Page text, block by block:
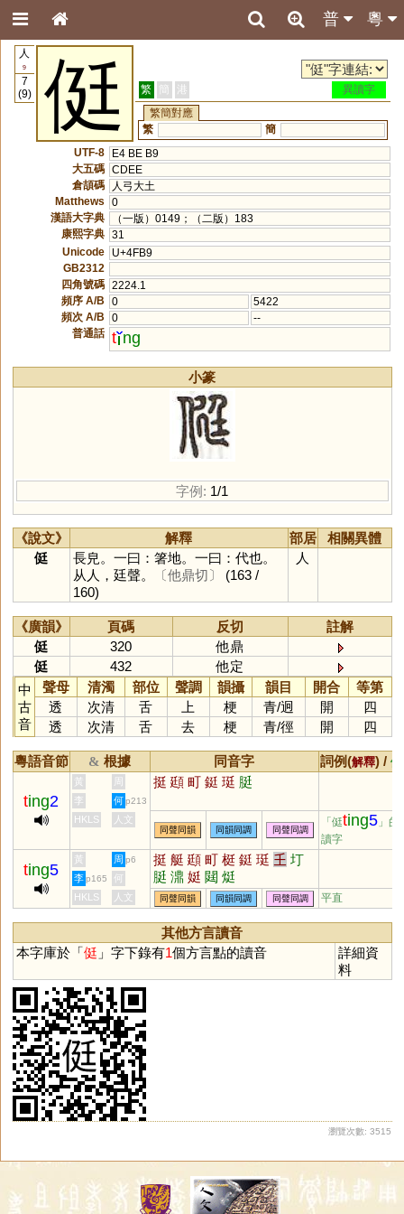
粵
普
人
9
7
(9)
侹 繁 簡 港
異讀字
繁簡對應
繁
簡
UTF-8
E4 BE B9
大五碼 CDEE
倉頡碼
人弓大土
Matthews
0
漢語大字典
（一版）0149；（二版）183
康熙字典 31
Unicode
U+4FB9
GB2312
四角號碼 2224.1
頻序 A/B
0
5422
頻次 A/B
0
--
普通話 t ng
小篆
字例: 1/1
《說文》 解釋 部居
相關異體
侹
長皃。一曰：箸地。一曰：代也。
从人，廷聲。
〔他鼎切〕
(163 /
160)
人
《廣韻》 頁碼 反切
註解
侹
320
他鼎
侹
432
他定
中
古
音
聲母 清濁 部位 聲調 韻攝 韻目 開合
等第
透
次清 舌 上 梗 青/迥 開
四
透
次清 舌 去 梗 青/徑 開 四
粵語音節 & 根據 同音字 詞例(解釋) /
ting2
黃 周 挺 頲 町 鋌 珽 脡
李 何 p213
HKLS 人文
同聲同韻 同韻同調 同聲同調
「侹ting5 」的
讀字
ting5
黃 周 p6 挺 艇 頲 町 梃 鋌 珽 𡈼 圢
脡 濎 娗 閮 烶
李 p165
何
HKLS
人文 同聲同韻 同韻同調 同聲同調 平直
其他方言讀音
本字庫於「侹 」字下錄有1個方言點的讀音
詳細資
料
瀏覽次數: 3515